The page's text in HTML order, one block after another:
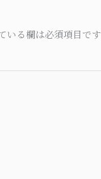
いる欄は必須項目です